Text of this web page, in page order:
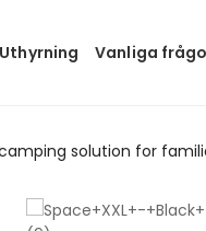
Uthyrning Vanliga